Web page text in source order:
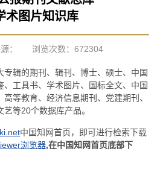
术图片知识库
： 浏览次数：672304
专辑的期刊、辑刊、博士、硕士、中国
工具书、学术图片、国标全文、中国
等教育、经济信息期刊、党建期刊、
等20个数据库产品。
中国知网首页，即可进行检索下载
浏览器,在中国知网首页底部下